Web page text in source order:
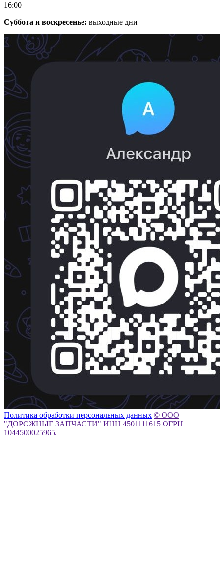
16:00
Суббота и воскресенье: выходные дни
Политика обработки персональных данных © ООО
"ДОРОЖНЫЕ ЗАПЧАСТИ" ИНН 4501111615 ОГРН
1044500025965.